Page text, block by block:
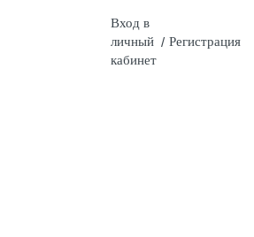
Вход в
личный
кабинет
/ Регистрация